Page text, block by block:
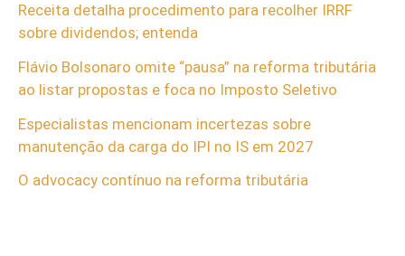
Receita detalha procedimento para recolher IRRF
sobre dividendos; entenda
Flávio Bolsonaro omite “pausa” na reforma tributária
ao listar propostas e foca no Imposto Seletivo
Especialistas mencionam incertezas sobre
manutenção da carga do IPI no IS em 2027
O advocacy contínuo na reforma tributária